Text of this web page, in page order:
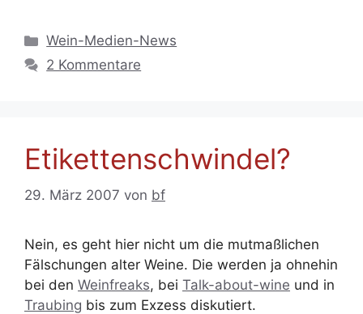
Kategorien
Wein-Medien-News
2 Kommentare
Etikettenschwindel?
29. März 2007 von bf
Nein, es geht hier nicht um die mutmaßlichen
Fälschungen alter Weine. Die werden ja ohnehin
bei den Weinfreaks, bei Talk-about-wine und in
Traubing bis zum Exzess diskutiert.